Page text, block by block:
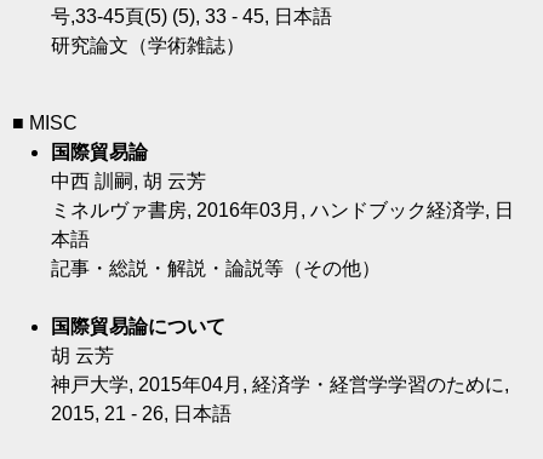
号,33-45頁(5) (5), 33 - 45, 日本語
研究論文（学術雑誌）
■ MISC
国際貿易論
中西 訓嗣, 胡 云芳
ミネルヴァ書房, 2016年03月, ハンドブック経済学, 日
本語
記事・総説・解説・論説等（その他）
国際貿易論について
胡 云芳
神戸大学, 2015年04月, 経済学・経営学学習のために,
2015, 21 - 26, 日本語